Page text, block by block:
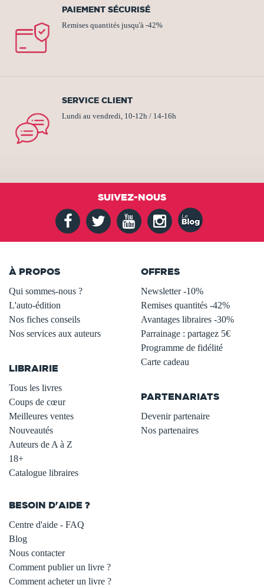
PAIEMENT SÉCURISÉ
Remises quantités jusqu'à -42%
SERVICE CLIENT
Lundi au vendredi, 10-12h / 14-16h
SUIVEZ-NOUS
À PROPOS
Qui sommes-nous ?
L'auto-édition
Nos fiches conseils
Nos services aux auteurs
LIBRAIRIE
Tous les livres
Coups de cœur
Meilleures ventes
Nouveautés
Auteurs de A à Z
18+
Catalogue libraires
OFFRES
Newsletter -10%
Remises quantités -42%
Avantages libraires -30%
Parrainage : partagez 5€
Programme de fidélité
Carte cadeau
PARTENARIATS
Devenir partenaire
Nos partenaires
BESOIN D'AIDE ?
Centre d'aide - FAQ
Blog
Nous contacter
Comment publier un livre ?
Comment acheter un livre ?